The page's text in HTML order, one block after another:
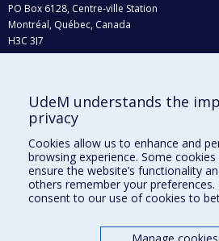
PO Box 6128, Centre-ville Station
Montréal, Québec, Canada
H3C 3J7
Who does what?
Find us
Site map
Accessibility
UdeM understands the
privacy
Cookies allow us to enhance and
browsing experience. Some
ensure the website’s functionality
others remember your preferences.
consent to our use of cookies to